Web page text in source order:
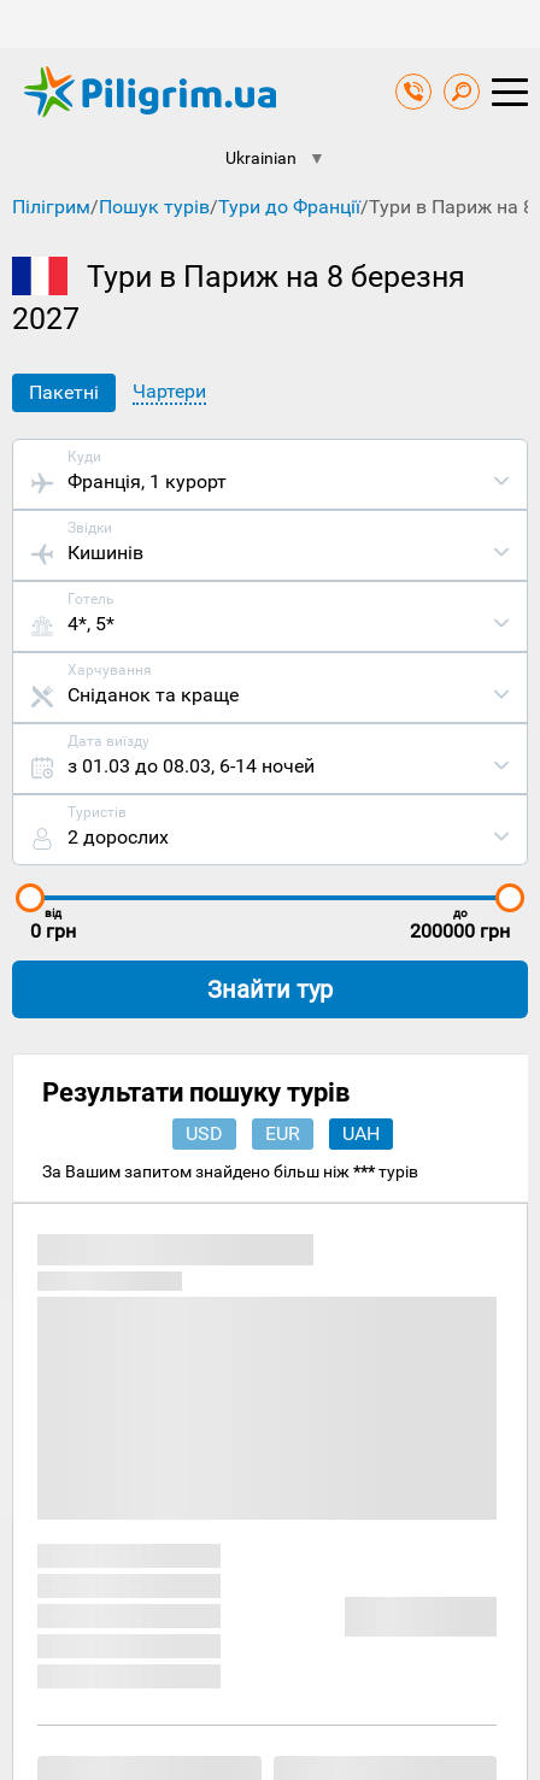
Ukrainian ▼
Пілігрим/Пошук турів/Тури до Франції/Тури в Париж на 8
Тури в Париж на 8 березня
2027
Пакетні Чартери
Куди
Франція, 1 курорт
Звідки
Кишинів
Готель
4*, 5*
Харчування
Сніданок та краще
Дата виїзду
з 01.03 до 08.03, 6-14 ночей
Туристів
2 дорослих
від
0 грн
до
200000 грн
Знайти тур
Результати пошуку турів
USD EUR UAH
За Вашим запитом знайдено більш ніж ***турів